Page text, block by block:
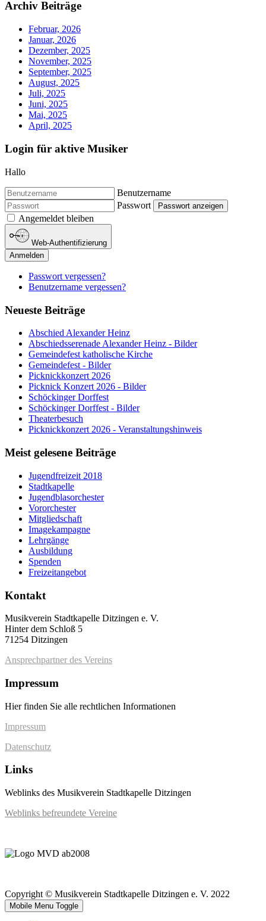
Archiv Beiträge
Februar, 2026
Januar, 2026
Dezember, 2025
November, 2025
September, 2025
August, 2025
Juli, 2025
Juni, 2025
Mai, 2025
April, 2025
Login für aktive Musiker
Hallo
Benutzername
Passwort
Passwort anzeigen
Angemeldet bleiben
Web-Authentifizierung
Anmelden
Passwort vergessen?
Benutzername vergessen?
Neueste Beiträge
Abschied Alexander Heinz
Abschiedsserenade Alexander Heinz - Bilder
Gemeindefest katholische Kirche
Gemeindefest - Bilder
Picknickkonzert 2026
Picknick Konzert 2026 - Bilder
Schöckinger Dorffest
Schöckinger Dorffest - Bilder
Theaterbesuch
Picknickkonzert 2026 - Veranstaltungshinweis
Meist gelesene Beiträge
Jugendfreizeit 2018
Stadtkapelle
Jugendblasorchester
Vororchester
Mitgliedschaft
Imagekampagne
Lehrgänge
Ausbildung
Spenden
Freizeitangebot
Kontakt
Musikverein Stadtkapelle Ditzingen e. V.
Hinter dem Schloß 5
71254 Ditzingen
Ansprechpartner des Vereins
Impressum
Hier finden Sie alle rechtlichen Informationen
Impressum
Datenschutz
Links
Weblinks des Musikverein Stadtkapelle Ditzingen
Weblinks befreundete Vereine
Copyright © Musikverein Stadtkapelle Ditzingen e. V. 2022
Mobile Menu Toggle